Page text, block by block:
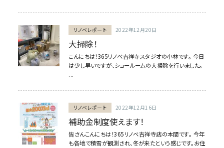
リノベレポート 2022年12月20日
大掃除！
こんにちは！365リノベ吉祥寺スタジオの小林です。 今日
は少し早いですが、ショールームの大掃除を行いました。
...
リノベレポート 2022年12月16日
補助金制度使えます！
皆さんこんにちは！365リノベ吉祥寺店の本間です。 今年
も各地で積雪が観測され、冬が来たという感じです。お住